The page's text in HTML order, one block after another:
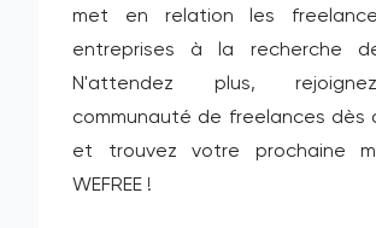
met en relation les
entreprises à la recherche
N'attendez plus,
communauté de freelances dès
et trouvez votre prochaine
WEFREE !